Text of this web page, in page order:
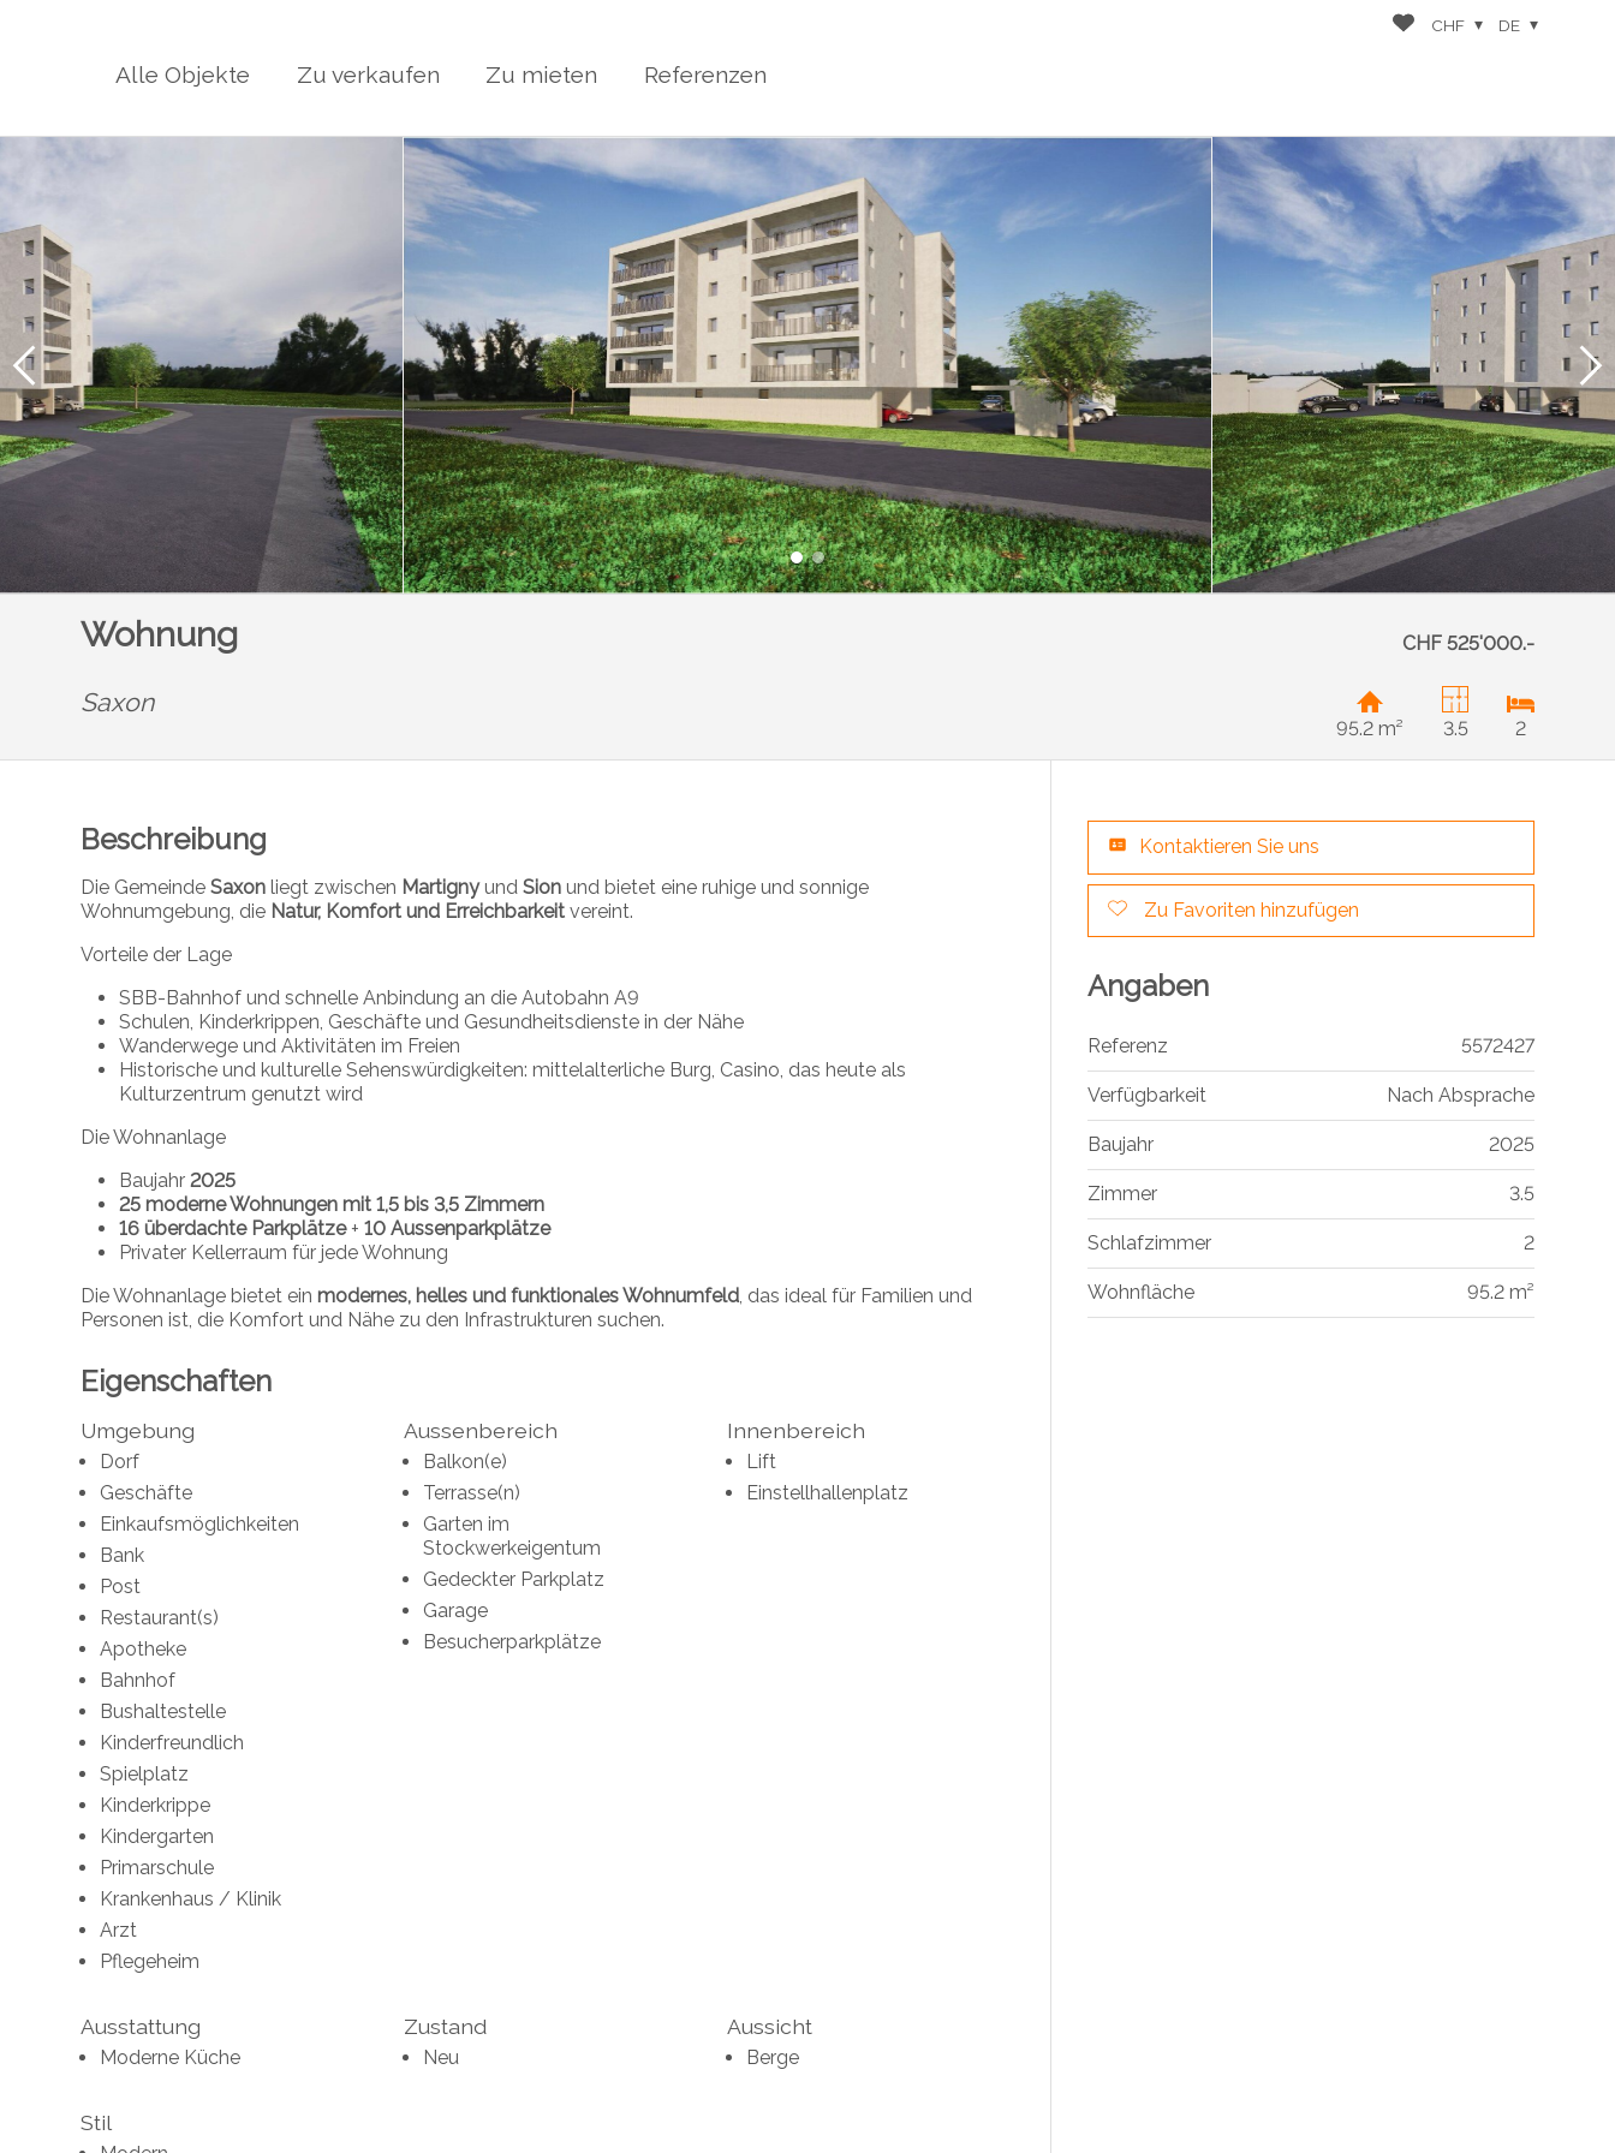
Alle Objekte Zu verkaufen Zu mieten Referenzen
CHF DE
Wohnung CHF 525'000.-
Saxon
95.2 m² 3.5 2
Beschreibung
Die GemeindeSaxon liegt zwischen MartignyundSion und bietet eine ruhige und sonnige
Wohnumgebung, die Natur, Komfort und Erreichbarkeit vereint.
Vorteile der Lage
SBB-Bahnhof und schnelle Anbindung an die Autobahn A9
Schulen, Kinderkrippen, Geschäfte und Gesundheitsdienste in der Nähe
Wanderwege und Aktivitäten im Freien
Historische und kulturelle Sehenswürdigkeiten: mittelalterliche Burg, Casino, das heute als
Kulturzentrum genutzt wird
Die Wohnanlage
Baujahr2025
25 moderne Wohnungen mit 1,5 bis 3,5 Zimmern
16 überdachte Parkplätze+10 Aussenparkplätze
Privater Kellerraum für jede Wohnung
Die Wohnanlage bietet einmodernes, helles und funktionales Wohnumfeld, das ideal für Familien und
Personen ist, die Komfort und Nähe zu den Infrastrukturen suchen.
Eigenschaften
Umgebung
Dorf
Geschäfte
Einkaufsmöglichkeiten
Bank
Post
Restaurant(s)
Apotheke
Bahnhof
Bushaltestelle
Kinderfreundlich
Spielplatz
Kinderkrippe
Kindergarten
Primarschule
Krankenhaus / Klinik
Arzt
Pflegeheim
Aussenbereich
Balkon(e)
Terrasse(n)
Garten im
Stockwerkeigentum
Gedeckter Parkplatz
Garage
Besucherparkplätze
Innenbereich
Lift
Einstellhallenplatz
Ausstattung
Moderne Küche
Zustand
Neu
Aussicht
Berge
Stil
Kontaktieren Sie uns
Zu Favoriten hinzufügen
Angaben
Referenz 5572427
Verfügbarkeit Nach Absprache
Baujahr 2025
Zimmer 3.5
Schlafzimmer 2
Wohnfläche 95.2 m²